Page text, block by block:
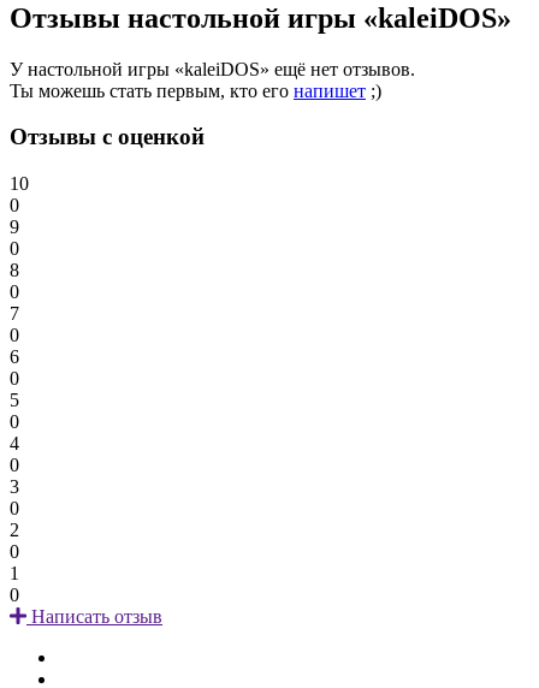
Отзывы настольной игры «kaleiDOS»
У настольной игры «kaleiDOS» ещё нет отзывов.
Ты можешь стать первым, кто его напишет ;)
Отзывы с оценкой
10
0
9
0
8
0
7
0
6
0
5
0
4
0
3
0
2
0
1
0
Написать отзыв